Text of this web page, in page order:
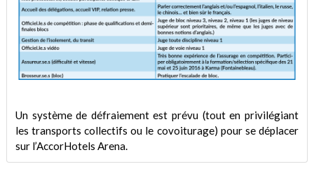
Un système de défraiement est prévu (tout en privilégiant
les transports collectifs ou le covoiturage) pour se déplacer
sur l’AccorHotels Arena.